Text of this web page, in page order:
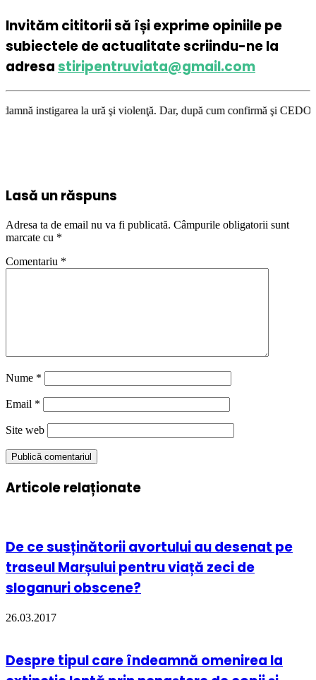
Invităm cititorii să își exprime opiniile pe
subiectele de actualitate scriindu-ne la
adresastiripentruviata@gmail.com
la ură şi violenţă. Dar, după cum confirmă şi CEDO în cazul
Lasă un răspuns
Adresa ta de email nu va fi publicată. Câmpurile obligatorii sunt
marcate cu *
Comentariu *
Nume *
Email *
Site web
Articole relaționate
De ce susținătorii avortului au desenat pe
traseul Marșului pentru viață zeci de
sloganuri obscene?
26.03.2017
Despre tipul care îndeamnă omenirea la